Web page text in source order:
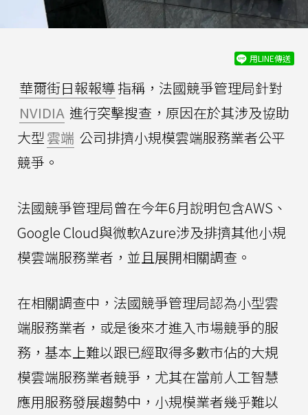
用LINE傳送
華爾街日報報導指稱，法國競爭管理局針對
NVIDIA 進行突擊搜查，原因在於其涉及協助
大型 雲端 公司排擠小規模雲端服務業者公平
競爭。
法國競爭管理局曾在今年6月說明包含AWS、
Google Cloud與微軟Azure涉及排擠其他小規
模雲端服務業者，並且展開相關調查。
在相關調查中，法國競爭管理局認為小型雲
端服務業者，或是後來才進入市場競爭的服
務，基本上難以跟已經取得多數市佔的大規
模雲端服務業者競爭，尤其在當前人工智慧
應用服務發展趨勢中，小規模業者幾乎難以